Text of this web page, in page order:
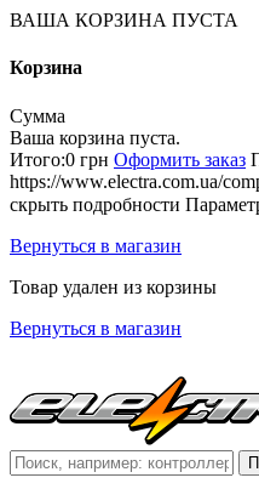
ВАША КОРЗИНА ПУСТА
Корзина
Сумма
Ваша корзина пуста.
Итого:0 грн Оформить заказ
https://www.electra.com.ua/
скрыть подробности
Вернуться в магазин
Товар удален из корзины
Вернуться в магазин